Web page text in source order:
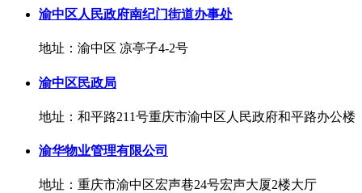
渝中区人民政府南纪门街道办事处
地址：渝中区 凉亭子4-2号
渝中区民政局
地址：和平路211号重庆市渝中区人民政府和平路办公楼
渝华物业管理有限公司
地址：重庆市渝中区宏声巷24号宏声大厦2楼大厅